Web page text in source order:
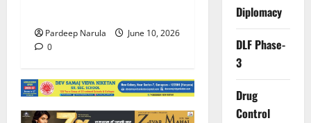
Pardeep Narula
June 10, 2026
0
Diplomacy
DLF Phase-
3
Drug
Control